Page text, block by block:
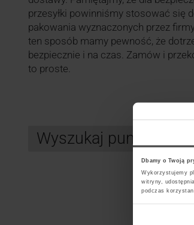
Dbamy o Twoją
Wykorzystujemy
witryny,
podczas
przesyłki powinniśmy stosować się
pakowania wyznaczonych przez
ten sposób mamy pewność, że
bezpiecznie i na czas. Zamów i
to proste.
Wyszukaj punkt